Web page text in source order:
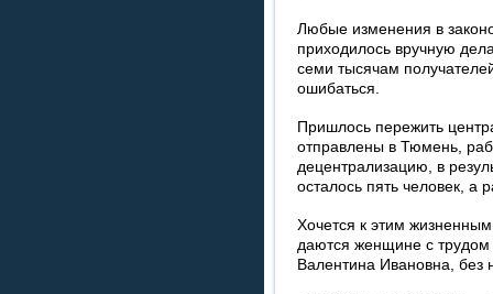
Любые изменения в
приходилось вручную
семи тысячам
ошибаться.
Пришлось пережить
отправлены в Тюмень,
децентрализацию, в
осталось пять человек, а
Хочется к этим
даются женщине с трудом
Валентина Ивановна, без